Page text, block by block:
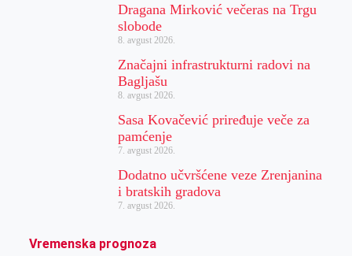
Dragana Mirković večeras na Trgu
slobode
8. avgust 2026.
Značajni infrastrukturni radovi na
Bagljašu
8. avgust 2026.
Sasa Kovačević priređuje veče za
pamćenje
7. avgust 2026.
Dodatno učvršćene veze Zrenjanina
i bratskih gradova
7. avgust 2026.
Vremenska prognoza